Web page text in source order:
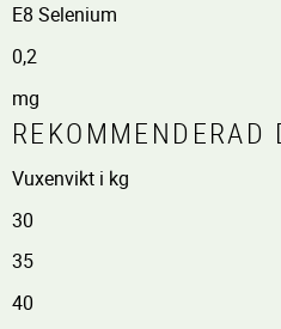
E8 Selenium
0,2
mg
REKOMMENDERAD
Vuxenvikt i kg
30
35
40